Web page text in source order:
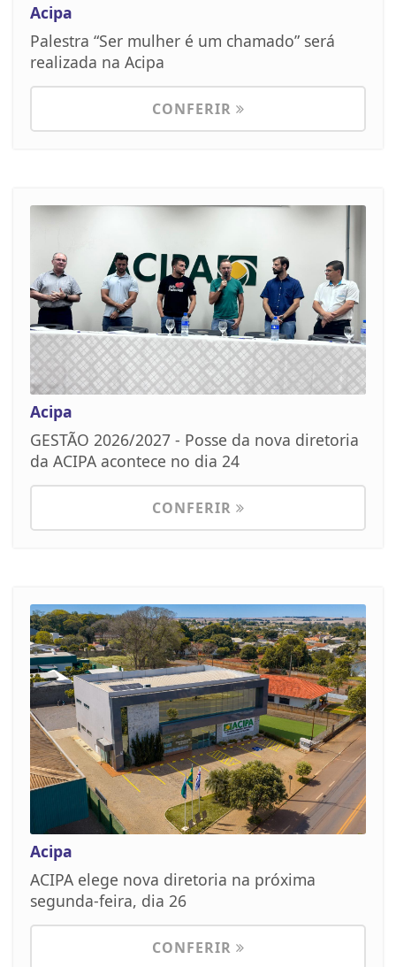
Acipa
Palestra “Ser mulher é um chamado” será
realizada na Acipa
CONFERIR
Acipa
GESTÃO 2026/2027 - Posse da nova diretoria
da ACIPA acontece no dia 24
CONFERIR
Acipa
ACIPA elege nova diretoria na próxima
segunda-feira, dia 26
CONFERIR